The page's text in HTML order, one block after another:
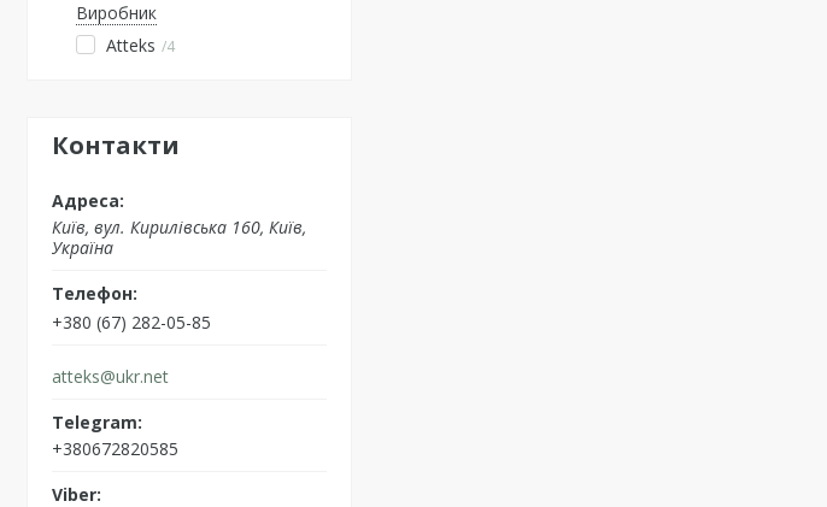
Виробник
Atteks
4
Контакти
Київ, вул. Кирилівська 160, Київ,
Україна
+380 (67) 282-05-85
atteks@ukr.net
+380672820585